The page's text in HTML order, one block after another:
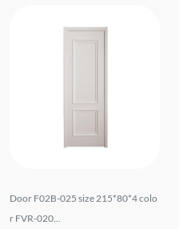
Door F02B-025 size 215*80*4 colo
r FVR-020...